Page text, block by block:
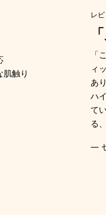
触り
レ
「
ィ
あ
ハ
て
る
—